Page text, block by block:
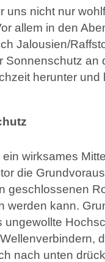
uns nicht nur
allem in den
Jalousien/
Sonnenschutz
herunter
wirksames
die
geschlossenen
werden kann.
ungewollte
nach unten